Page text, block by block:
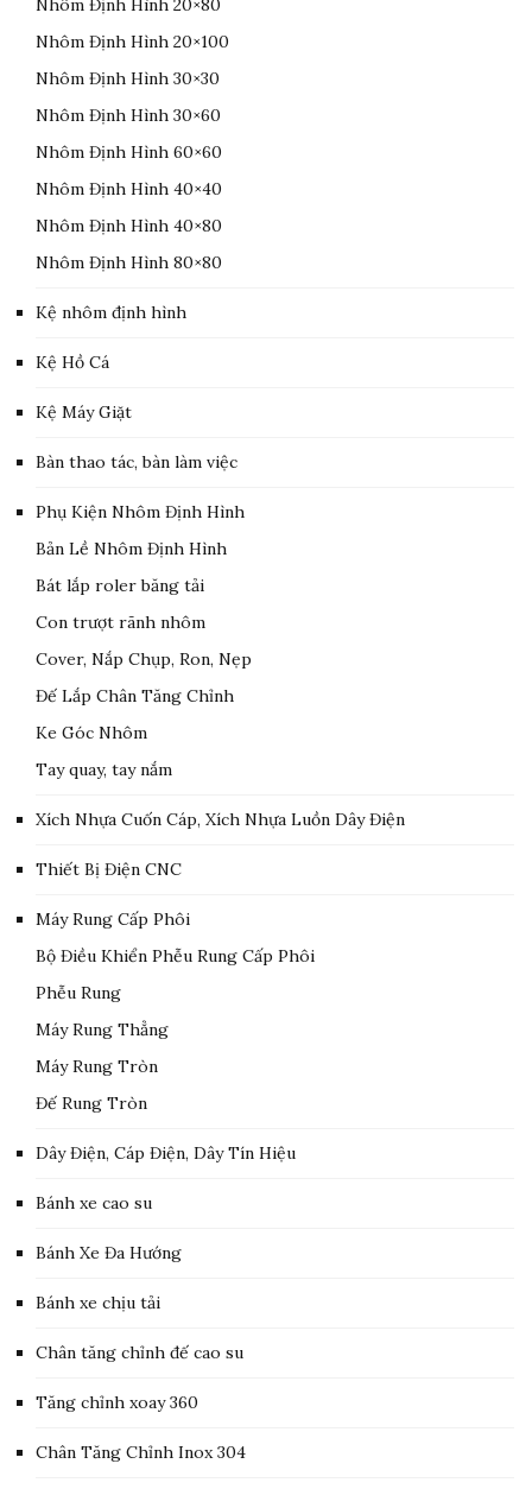
Nhôm Định Hình 20×80
Nhôm Định Hình 20×100
Nhôm Định Hình 30×30
Nhôm Định Hình 30×60
Nhôm Định Hình 60×60
Nhôm Định Hình 40×40
Nhôm Định Hình 40×80
Nhôm Định Hình 80×80
Kệ nhôm định hình
Kệ Hồ Cá
Kệ Máy Giặt
Bàn thao tác, bàn làm việc
Phụ Kiện Nhôm Định Hình
Bản Lề Nhôm Định Hình
Bát lắp roler băng tải
Con trượt rãnh nhôm
Cover, Nắp Chụp, Ron, Nẹp
Đế Lắp Chân Tăng Chỉnh
Ke Góc Nhôm
Tay quay, tay nắm
Xích Nhựa Cuốn Cáp, Xích Nhựa Luồn Dây Điện
Thiết Bị Điện CNC
Máy Rung Cấp Phôi
Bộ Điều Khiển Phễu Rung Cấp Phôi
Phễu Rung
Máy Rung Thẳng
Máy Rung Tròn
Đế Rung Tròn
Dây Điện, Cáp Điện, Dây Tín Hiệu
Bánh xe cao su
Bánh Xe Đa Hướng
Bánh xe chịu tải
Chân tăng chỉnh đế cao su
Tăng chỉnh xoay 360
Chân Tăng Chỉnh Inox 304